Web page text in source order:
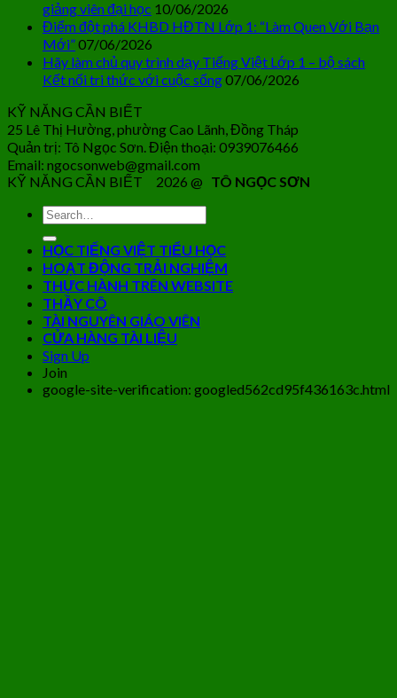
giảng viên đại học 10/06/2026
Điểm đột phá KHBD HĐTN Lớp 1: “Làm Quen Với Bạn
Mới”07/06/2026
Hãy làm chủ quy trình dạy Tiếng Việt Lớp 1 – bộ sách
Kết nối tri thức với cuộc sống07/06/2026
KỸ NĂNG CẦN BIẾT
25 Lê Thị Hường, phường Cao Lãnh, Đồng Tháp
Quản trị: Tô Ngọc Sơn. Điện thoại: 0939076466
Email: ngocsonweb@gmail.com
KỸ NĂNG CẦN BIẾT 2026 @ TÔ NGỌC SƠN
HỌC TIẾNG VIỆT TIỂU HỌC
HOẠT ĐỘNG TRẢI NGHIỆM
THỰC HÀNH TRÊN WEBSITE
THẦY CÔ
TÀI NGUYÊN GIÁO VIÊN
CỬA HÀNG TÀI LIỆU
Sign Up
Join
google-site-verification: googled562cd95f436163c.html